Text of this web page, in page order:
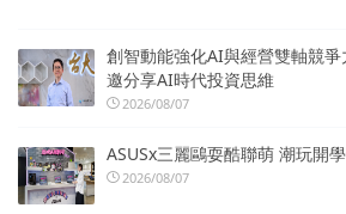
創智動能強化AI與經營雙軸競
邀分享AI時代投資思維
2026/08/07
ASUSx三麗鷗耍酷聯萌 潮玩開
2026/08/07